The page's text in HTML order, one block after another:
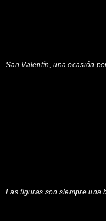
San Valentín, una ocasión
Las figuras son siempre una